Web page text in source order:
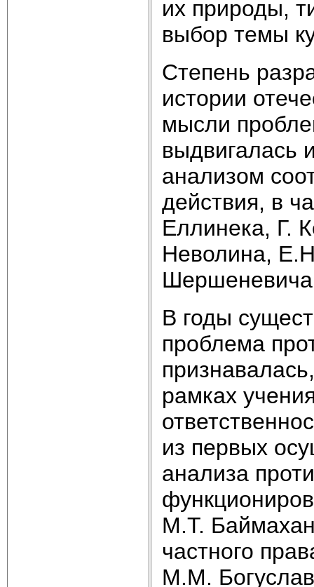
их природы,
выбор темы
Степень
истории
мысли
выдвигалась
анализом
действия, в
Еллинека, Г.
Неволина,
Шершеневича
В годы
проблема
рамках
из первых
анализа
М.Т.
частного
М.М.